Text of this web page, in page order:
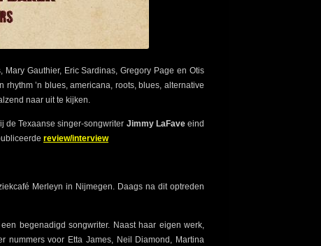
Gauthier, Eric Sardinas, Gregory Page en Otis
’n blues, americana, roots, blues, alternative
naar uit te kijken.
de Texaanse singer-songwriter Jimmy LaFaveeind
review/interview
Merleyn in Nijmegen. Daags na dit optreden
begenadigd songwriter. Naast haar eigen werk,
nummers voor Etta James, Neil Diamond, Martina